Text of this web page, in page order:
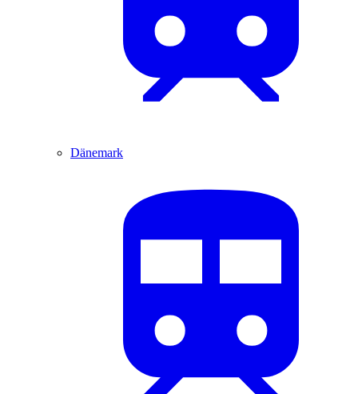
Dänemark